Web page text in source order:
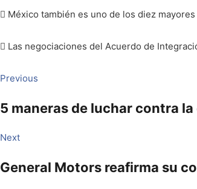
 México también es uno de los diez
 Las negociaciones del Acuerdo de
Navegación
de
Previous
5 maneras de luchar contra
NextNext
General Motors reafirma su